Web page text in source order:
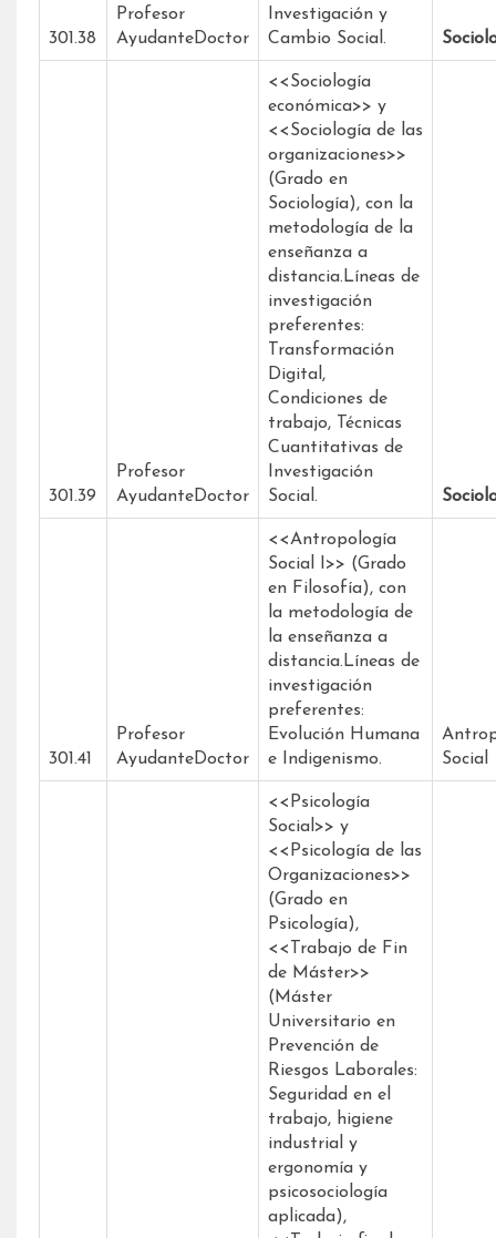
301.38
Profesor
AyudanteDoctor
Investigación y
Cambio Social.
301.39
Profesor
AyudanteDoctor
<<Sociología
económica>> y
<<Sociología de las
organizaciones>>
(Grado en
Sociología), con la
metodología de la
enseñanza a
distancia.Líneas de
investigación
preferentes:
Transformación
Digital,
Condiciones de
trabajo, Técnicas
Cuantitativas de
Investigación
Social.
301.41
Profesor
AyudanteDoctor
<<Antropología
Social I>> (Grado
en Filosofía), con
la metodología de
la enseñanza a
distancia.Líneas de
investigación
preferentes:
Evolución Humana
e Indigenismo.
Social
<<Psicología
Social>> y
<<Psicología de las
Organizaciones>>
(Grado en
Psicología),
<<Trabajo de Fin
de Máster>>
(Máster
Universitario en
Prevención de
Riesgos Laborales:
Seguridad en el
trabajo, higiene
industrial y
ergonomía y
psicosociología
aplicada),